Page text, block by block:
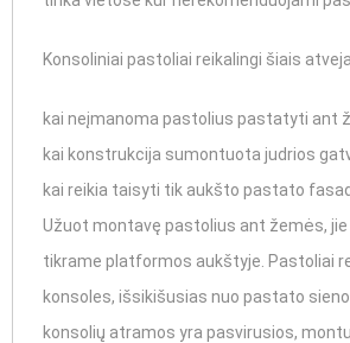
Konsoliniai pastoliai reikalingi šiais
kai neįmanoma pastolius pastatyti ant
kai konstrukcija sumontuota judrios
kai reikia taisyti tik aukšto pastato
Užuot montavę pastolius ant žemės,
tikrame platformos aukštyje. Pastoliai
konsoles, išsikišusias nuo pastato
konsolių atramos yra pasvirusios,